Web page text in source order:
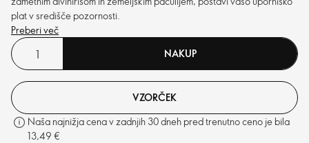
plat v središče pozornosti.
Preberi več
NAKUP
VZORČEK
Naša najnižja cena v zadnjih 30 dneh pred trenutno ceno je bila
13,49 €